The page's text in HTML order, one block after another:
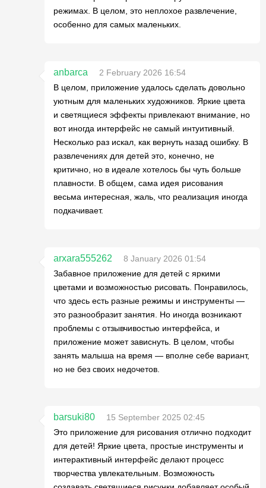
режимах. В целом, это неплохое развлечение,
особенно для самых маленьких.
anbarca
2 February 2026 16:54
В целом, приложение удалось сделать довольно
уютным для маленьких художников. Яркие цвета
и светящиеся эффекты привлекают внимание, но
вот иногда интерфейс не самый интуитивный.
Несколько раз искал, как вернуть назад ошибку. В
развлечениях для детей это, конечно, не
критично, но в идеале хотелось бы чуть больше
плавности. В общем, сама идея рисования
весьма интересная, жаль, что реализация иногда
подкачивает.
arxara555262
8 January 2026 01:54
Забавное приложение для детей с яркими
цветами и возможностью рисовать. Понравилось,
что здесь есть разные режимы и инструменты —
это разнообразит занятия. Но иногда возникают
проблемы с отзывчивостью интерфейса, и
приложение может зависнуть. В целом, чтобы
занять малыша на время — вполне себе вариант,
но не без своих недочетов.
barsuki80
15 September 2025 02:45
Это приложение для рисования отлично подходит
для детей! Яркие цвета, простые инструменты и
интерактивный интерфейс делают процесс
творчества увлекательным. Возможность